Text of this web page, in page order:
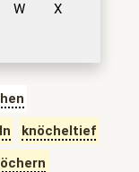
W X
knöcheltief